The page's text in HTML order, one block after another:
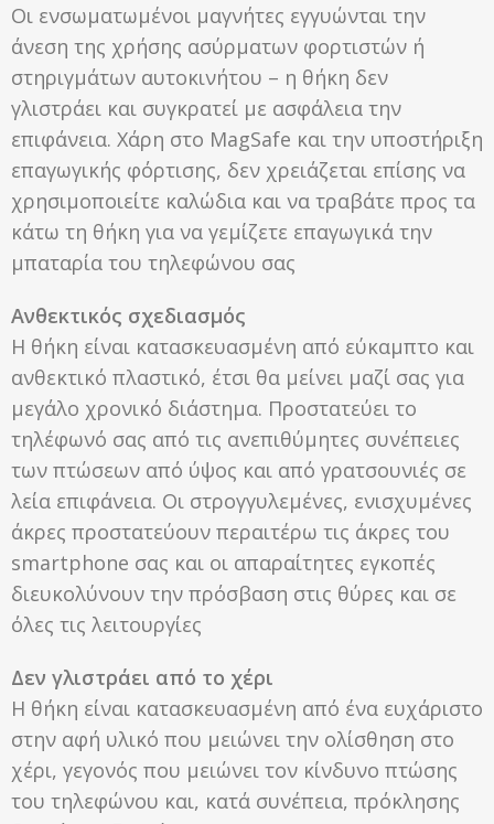
Οι ενσωματωμένοι μαγνήτες εγγυώνται την
άνεση της χρήσης ασύρματων φορτιστών ή
στηριγμάτων αυτοκινήτου – η θήκη δεν
γλιστράει και συγκρατεί με ασφάλεια την
επιφάνεια. Χάρη στο MagSafe και την υποστήριξη
επαγωγικής φόρτισης, δεν χρειάζεται επίσης να
χρησιμοποιείτε καλώδια και να τραβάτε προς τα
κάτω τη θήκη για να γεμίζετε επαγωγικά την
μπαταρία του τηλεφώνου σας
Ανθεκτικός σχεδιασμός
Η θήκη είναι κατασκευασμένη από εύκαμπτο και
ανθεκτικό πλαστικό, έτσι θα μείνει μαζί σας για
μεγάλο χρονικό διάστημα. Προστατεύει το
τηλέφωνό σας από τις ανεπιθύμητες συνέπειες
των πτώσεων από ύψος και από γρατσουνιές σε
λεία επιφάνεια. Οι στρογγυλεμένες, ενισχυμένες
άκρες προστατεύουν περαιτέρω τις άκρες του
smartphone σας και οι απαραίτητες εγκοπές
διευκολύνουν την πρόσβαση στις θύρες και σε
όλες τις λειτουργίες
Δεν γλιστράει από το χέρι
Η θήκη είναι κατασκευασμένη από ένα ευχάριστο
στην αφή υλικό που μειώνει την ολίσθηση στο
χέρι, γεγονός που μειώνει τον κίνδυνο πτώσης
του τηλεφώνου και, κατά συνέπεια, πρόκλησης